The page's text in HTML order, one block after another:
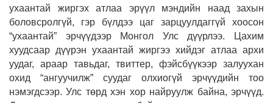
ухаантай жиргэх атлаа эрүүл мэндийн наад захын
боловсролгүй, гэр бүлдээ цаг зарцуулдаггүй хоосон
“ухаантай” эрчүүдээр Монгол Улс дүүрлээ. Цахим
хуудсаар дүүрэн ухаантай жиргээ хийдэг атлаа архи
уудаг, араар тавьдаг, твиттер, фэйсбүүкээр залуухан
охид “ангуучилж” суудаг олхиогүй эрчүүдийн тоо
нэмэгдсээр. Улс төрд хэн хор найруулж байна, эрчүүд.